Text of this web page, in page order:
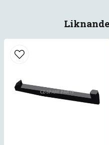
email
Mejladress
Ja, ni får